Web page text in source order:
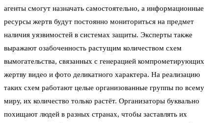
агенты смогут назначать самостоятельно, а информационные
ресурсы жертв будут постоянно мониториться на предмет
наличия уязвимостей в системах защиты. Эксперты также
выражают озабоченность растущим количеством схем
вымогательства, связанных с генерацией компрометирующих
жертву видео и фото деликатного характера. На реализацию
таких схем работают целые организованные группы по всему
миру, их количество только растёт. Организаторы буквально
похищают людей в разных странах, чтобы заставлять их